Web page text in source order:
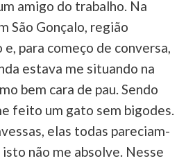
amigo do trabalho. Na
São Gonçalo, região
para começo de conversa,
estava me situando na
bem cara de pau. Sendo
feito um gato sem bigodes.
elas todas pareciam-
não me absolve. Nesse